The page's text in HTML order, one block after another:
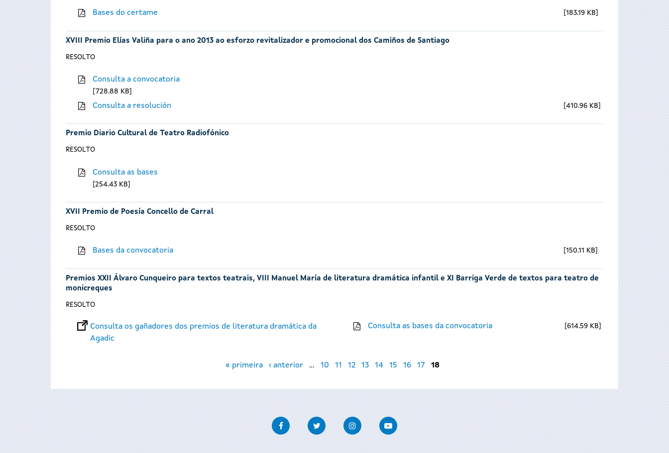
Bases do certame 183.19 KB
XVIII Premio Elías Valiña para o ano 2013 ao esforzo revitalizador e promocional dos Camiños de Santiago
RESOLTO
Consulta a convocatoria
728.88 KB
Consulta a resolución 410.96 KB
Premio Diario Cultural de Teatro Radiofónico
RESOLTO
Consulta as bases
254.43 KB
XVII Premio de Poesía Concello de Carral
RESOLTO
Bases da convocatoria 150.11 KB
Premios XXII Álvaro Cunqueiro para textos teatrais, VIII Manuel María de literatura dramática infantil e XI Barriga Verde de textos para teatro de
monicreques
RESOLTO
Consulta os gañadores dos premios de literatura dramática da
Agadic
Consulta as bases da convocatoria 614.59 KB
« primeira ‹ anterior … 10 11 12 13 14 15 16 17 18
FacebookTwitter InstagramYoutube